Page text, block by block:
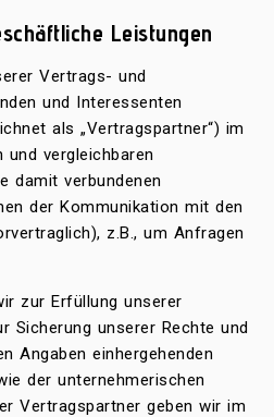
Leistungen
Vertrags- und
und Interessenten
als „Vertragspartner“) im
und vergleichbaren
damit verbundenen
der Kommunikation mit den
z.B., um Anfragen
zur Erfüllung unserer
Sicherung unserer Rechte und
Angaben einhergehenden
der unternehmerischen
Vertragspartner geben wir im